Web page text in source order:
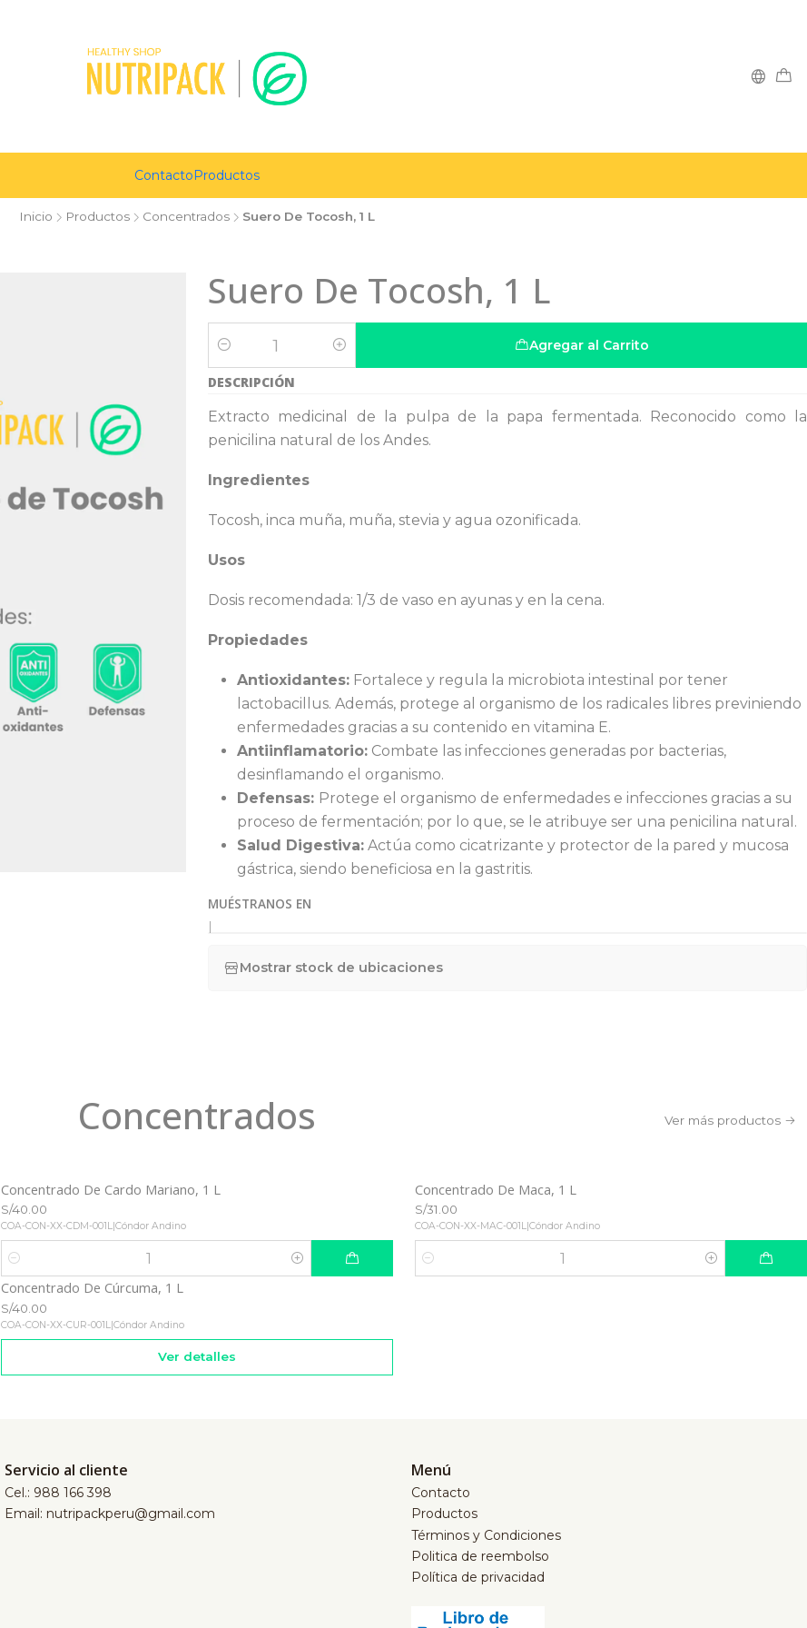
ContactoProductos
Inicio Productos Concentrados Suero De Tocosh, 1 L
Suero De Tocosh, 1 L
Cantidad
Agregar al Carrito
DESCRIPCIÓN
Extracto medicinal de la pulpa de la papa fermentada. Reconocido como la
penicilina natural de los Andes.
Ingredientes
Tocosh, inca muña, muña, stevia y agua ozonificada.
Usos
Dosis recomendada: 1/3 de vaso en ayunas y en la cena.
Propiedades
Antioxidantes: Fortalece y regula la microbiota intestinal por tener
lactobacillus. Además, protege al organismo de los radicales libres previniendo
enfermedades gracias a su contenido en vitamina E.
Antiinflamatorio: Combate las infecciones generadas por bacterias,
desinflamando el organismo.
Defensas: Protege el organismo de enfermedades e infecciones gracias a su
proceso de fermentación; por lo que, se le atribuye ser una penicilina natural.
Salud Digestiva: Actúa como cicatrizante y protector de la pared y mucosa
gástrica, siendo beneficiosa en la gastritis.
MUÉSTRANOS EN
|
Mostrar stock de ubicaciones
Concentrados Ver más productos
Concentrado De Cardo Mariano, 1 L
S/40.00
COA-CON-XX-CDM-001L| Cóndor Andino
Cantidad
Concentrado De Maca, 1 L
S/31.00
COA-CON-XX-MAC-001L| Cóndor Andino
Cantidad
Agotado
Concentrado De Cúrcuma, 1 L
S/40.00
COA-CON-XX-CUR-001L|Cóndor Andino
Ver detalles
Servicio al cliente
Cel.: 988 166 398
Email: nutripackperu@gmail.com
Menú
Contacto
Productos
Términos y Condiciones
Politica de reembolso
Política de privacidad